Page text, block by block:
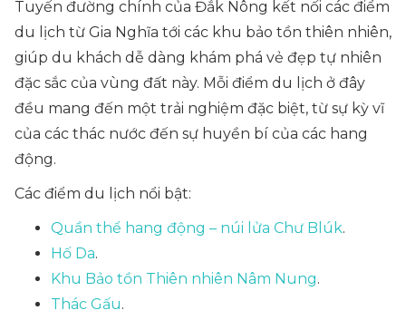
Tuyến đường chính của Đắk Nông kết nối các điểm
du lịch từ Gia Nghĩa tới các khu bảo tồn thiên nhiên,
giúp du khách dễ dàng khám phá vẻ đẹp tự nhiên
đặc sắc của vùng đất này. Mỗi điểm du lịch ở đây
đều mang đến một trải nghiệm đặc biệt, từ sự kỳ vĩ
của các thác nước đến sự huyền bí của các hang
động.
Các điểm du lịch nổi bật:
Quần thể hang động – núi lửa Chư Blúk.
Hố Da.
Khu Bảo tồn Thiên nhiên Nâm Nung.
Thác Gấu.